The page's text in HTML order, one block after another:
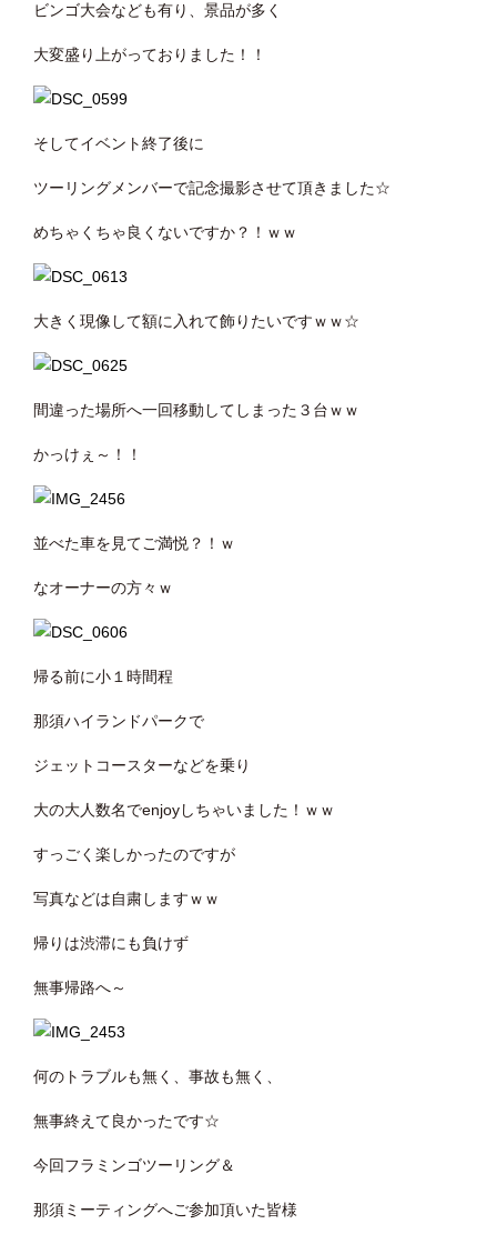
ビンゴ大会なども有り、景品が多く
大変盛り上がっておりました！！
そしてイベント終了後に
ツーリングメンバーで記念撮影させて頂きました☆
めちゃくちゃ良くないですか？！ｗｗ
大きく現像して額に入れて飾りたいですｗｗ☆
間違った場所へ一回移動してしまった３台ｗｗ
かっけぇ～！！
並べた車を見てご満悦？！ｗ
なオーナーの方々ｗ
帰る前に小１時間程
那須ハイランドパークで
ジェットコースターなどを乗り
大の大人数名でenjoyしちゃいました！ｗｗ
すっごく楽しかったのですが
写真などは自粛しますｗｗ
帰りは渋滞にも負けず
無事帰路へ～
何のトラブルも無く、事故も無く、
無事終えて良かったです☆
今回フラミンゴツーリング＆
那須ミーティングへご参加頂いた皆様